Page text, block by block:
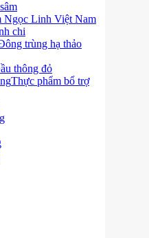
Ngọc Linh Việt Nam
chi
trùng hạ thảo
thông đỏ
Thực phẩm bổ trợ